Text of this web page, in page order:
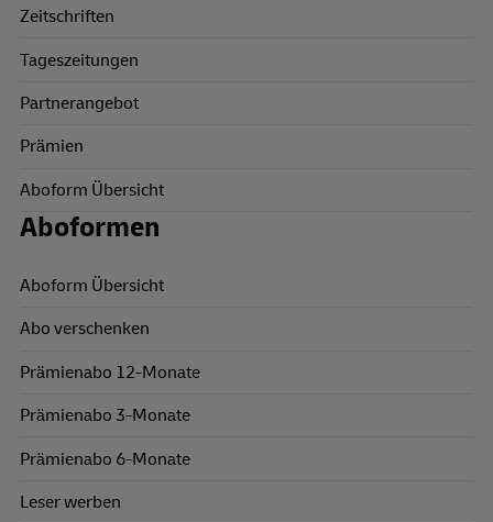
Zeitschriften
Tageszeitungen
Partnerangebot
Prämien
Aboform Übersicht
Aboformen
Aboform Übersicht
Abo verschenken
Prämienabo 12-Monate
Prämienabo 3-Monate
Prämienabo 6-Monate
Leser werben